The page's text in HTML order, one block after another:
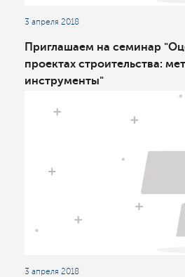
3 апреля 2018
Приглашаем на семинар
проектах строительства:
инструменты"
3 апреля 2018